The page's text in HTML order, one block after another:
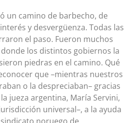
un camino de barbecho, de
y desvergüenza. Todas las
el paso. Fueron muchos
los distintos gobiernos la
piedras en el camino. Qué
que –mientras nuestros
o la despreciaban– gracias
jueza argentina, María Servini,
universal–, a la ayuda